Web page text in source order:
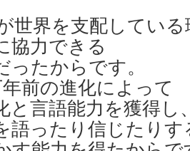
世界を支配している
協力できる
ったからです。
前の進化によって
と言語能力を獲得し
語ったり信じたり